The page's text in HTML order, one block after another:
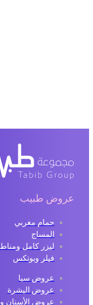
عروض طبيب
حمام مغربي
المساج
ليزر كامل ومناطق
فيلر وبوتكس
عروض سبا
عروض البشرة
عروض الأسنان واللثة